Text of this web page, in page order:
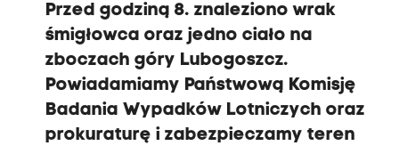
Przed godziną 8. znaleziono wrak
śmigłowca oraz jedno ciało na
zboczach góry Lubogoszcz.
Powiadamiamy Państwową Komisję
Badania Wypadków Lotniczych oraz
prokuraturę i zabezpieczamy teren